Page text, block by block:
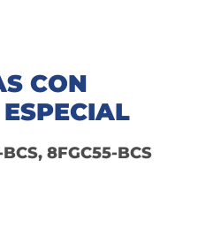
CON
8FGC55-BCS